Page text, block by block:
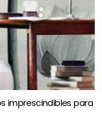
imprescindibles para